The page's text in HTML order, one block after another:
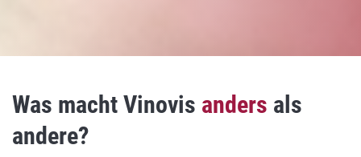
Was macht Vinovis anders als
andere?